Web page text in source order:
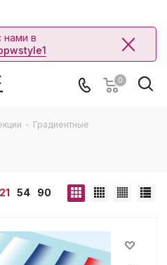
нами в
0
- Градиентные
21 54 90